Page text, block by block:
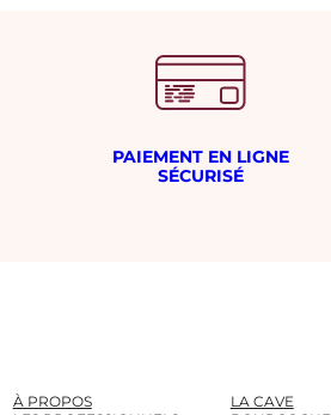
PAIEMENT EN LIGNE
SÉCURISÉ
À PROPOS
LA CAVE